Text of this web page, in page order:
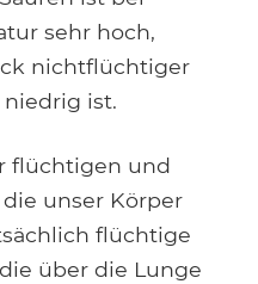
sehr hoch,
nichtflüchtiger
niedrig ist.
flüchtigen und
unser Körper
flüchtige
über die Lunge